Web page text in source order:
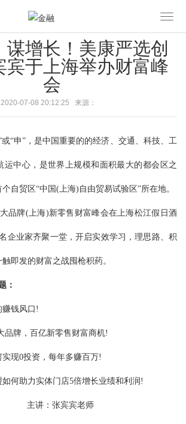
o
v
g
i
谋增长！美康严选创
宾于上海举办财富峰
会
2020-07-08 20:12:25 来源：
申”，是中国重要的的经济、交通、科技、工
运中心，是世界上规模和面积最大的都会区之
自贸区“中国(上海)自由贸易试验区”所在地。
牌(上海)新零售财富峰会在上海松江假日酒
企业家齐聚一堂，开启实效学习，理思路、积
即发的财富之战囤枪积药。
：
钱风口!
牌，百亿新零售财富商机!
现0投资，每年多赚百万!
助力实体门店5倍增长业绩和利润!
主讲：张宾宾老师